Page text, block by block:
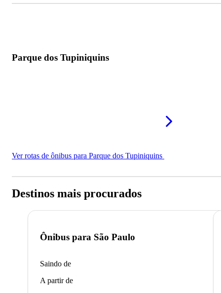
Parque dos Tupiniquins
Ver rotas de ônibus para Parque dos Tupiniquins
Destinos mais procurados
Ônibus para São Paulo
Saindo de
A partir de